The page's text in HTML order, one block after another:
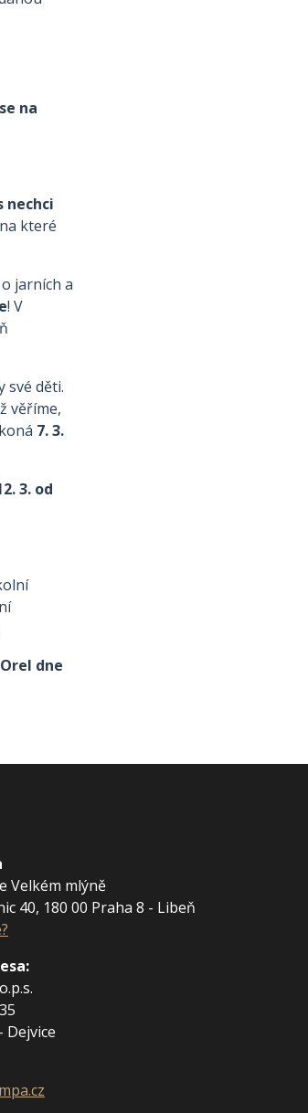
na
nechci
které
jarních a
! V
své děti.
věříme,
7. 3.
3. od
dne
Velkém mlýně
40, 180 00 Praha 8 - Libeň
:
Dejvice